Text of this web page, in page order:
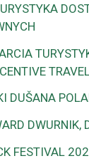
DUŠANA
DWURNIK,
FESTIVAL